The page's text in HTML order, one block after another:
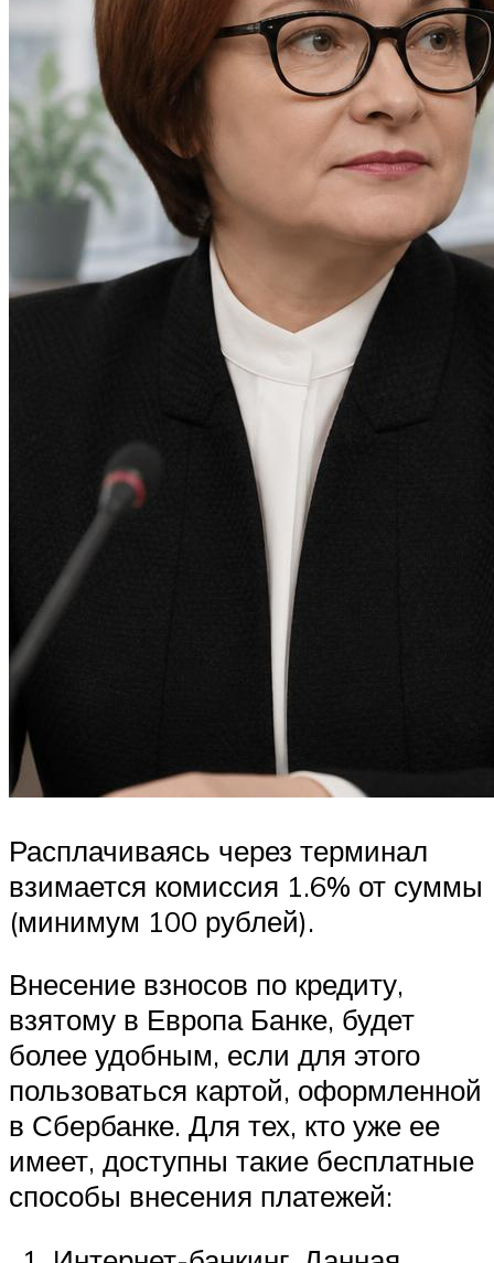
Расплачиваясь через терминал
взимается комиссия 1.6% от суммы
(минимум 100 рублей).
Внесение взносов по кредиту,
взятому в Европа Банке, будет
более удобным, если для этого
пользоваться картой, оформленной
в Сбербанке. Для тех, кто уже ее
имеет, доступны такие бесплатные
способы внесения платежей: